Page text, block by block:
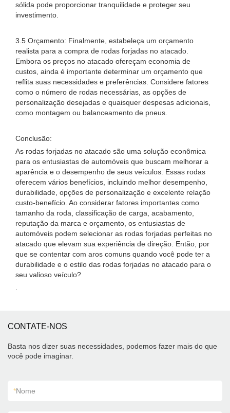
sólida pode proporcionar tranquilidade e proteger seu
investimento.
3.5 Orçamento: Finalmente, estabeleça um orçamento
realista para a compra de rodas forjadas no atacado.
Embora os preços no atacado ofereçam economia de
custos, ainda é importante determinar um orçamento que
reflita suas necessidades e preferências. Considere fatores
como o número de rodas necessárias, as opções de
personalização desejadas e quaisquer despesas adicionais,
como montagem ou balanceamento de pneus.
Conclusão:
As rodas forjadas no atacado são uma solução econômica
para os entusiastas de automóveis que buscam melhorar a
aparência e o desempenho de seus veículos. Essas rodas
oferecem vários benefícios, incluindo melhor desempenho,
durabilidade, opções de personalização e excelente relação
custo-benefício. Ao considerar fatores importantes como
tamanho da roda, classificação de carga, acabamento,
reputação da marca e orçamento, os entusiastas de
automóveis podem selecionar as rodas forjadas perfeitas no
atacado que elevam sua experiência de direção. Então, por
que se contentar com aros comuns quando você pode ter a
durabilidade e o estilo das rodas forjadas no atacado para o
seu valioso veículo?
CONTATE-NOS
Basta nos dizer suas necessidades, podemos fazer mais do que
você pode imaginar.
*Nome